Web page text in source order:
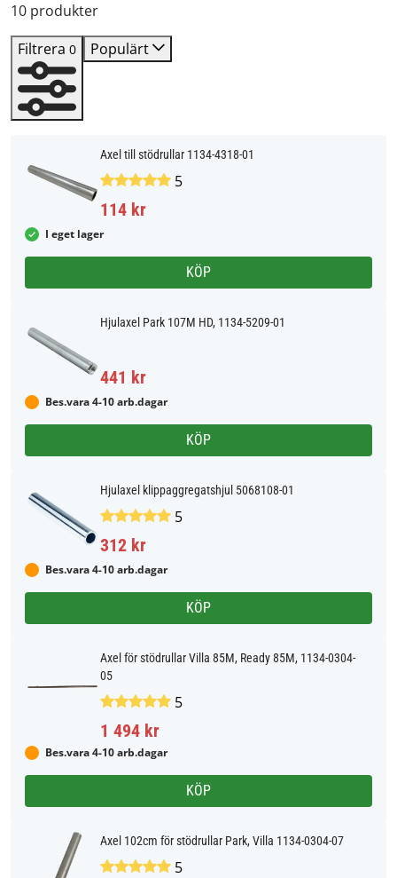
10 produkter
Filtrera 0 Populärt
Axel till stödrullar 1134-4318-01
5
114 kr
I eget lager
KÖP
Hjulaxel Park 107M HD, 1134-5209-01
441 kr
Bes.vara 4-10 arb.dagar
KÖP
Hjulaxel klippaggregatshjul 5068108-01
5
312 kr
Bes.vara 4-10 arb.dagar
KÖP
Axel för stödrullar Villa 85M, Ready 85M, 1134-0304-
05
5
1 494 kr
Bes.vara 4-10 arb.dagar
KÖP
Axel 102cm för stödrullar Park, Villa 1134-0304-07
5